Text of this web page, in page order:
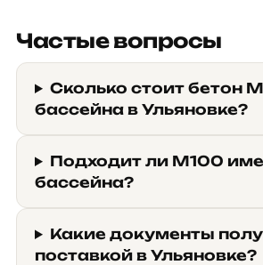
Частые вопросы
Сколько стоит бетон
бассейна в Ульяновке?
Подходит ли М100
бассейна?
Какие документы
поставкой в Ульяновке?